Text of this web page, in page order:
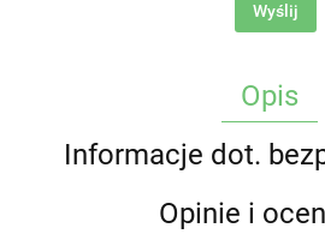
Wyślij
Opis
Informacje dot.
Opinie i